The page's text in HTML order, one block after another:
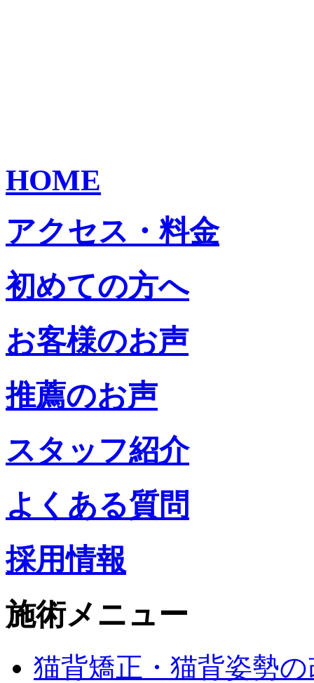
HOME
アクセス・料金
初めての方へ
お客様のお声
推薦のお声
スタッフ紹介
よくある質問
採用情報
施術メニュー
猫背矯正・猫背姿勢